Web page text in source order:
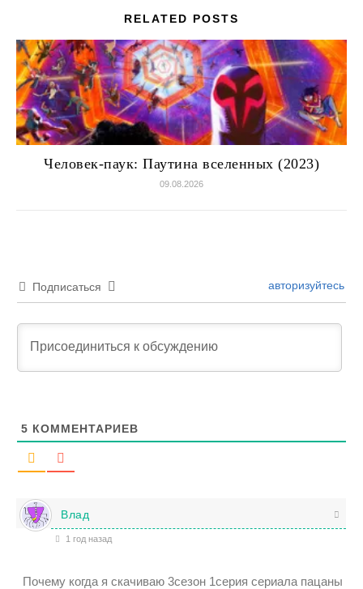
RELATED POSTS
Человек-паук: Паутина вселенных (2023)
09.08.2026
Подписаться авторизуйтесь
5 КОММЕНТАРИЕВ
Влад
1 год назад
Почему когда я скачиваю 3сезон 1серия сериала пацаны